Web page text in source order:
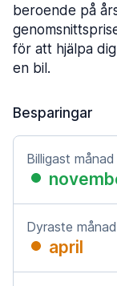
beroende på
för att hjälpa
en bil.
Besparingar
Billigast månad
Dyraste månad
april